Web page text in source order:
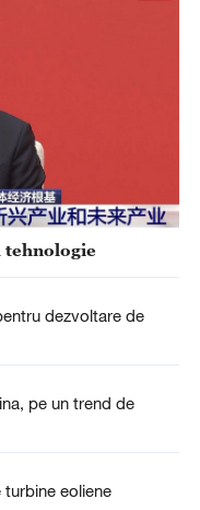
tehnologie
dezvoltare de
pe un trend de
eoliene